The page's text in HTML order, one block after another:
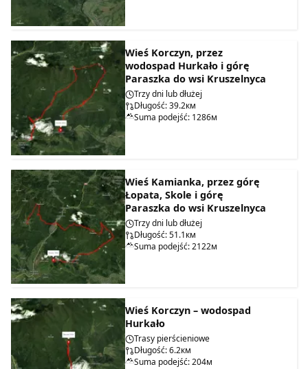
Wieś Korczyn, przez
wodospad Hurkało i górę
Paraszka do wsi Kruszelnyca
Trzy dni lub dłużej
Długość: 39.2км
Suma podejść: 1286м
Wieś Kamianka, przez górę
Łopata, Skole i górę
Paraszka do wsi Kruszelnyca
Trzy dni lub dłużej
Długość: 51.1км
Suma podejść: 2122м
Wieś Korczyn – wodospad
Hurkało
Trasy pierścieniowe
Długość: 6.2км
Suma podejść: 204м